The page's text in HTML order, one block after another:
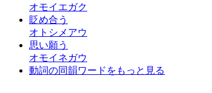
オモイエガク
貶め合う
オトシメアウ
思い願う
オモイネガウ
動詞の同韻ワードをもっと見る